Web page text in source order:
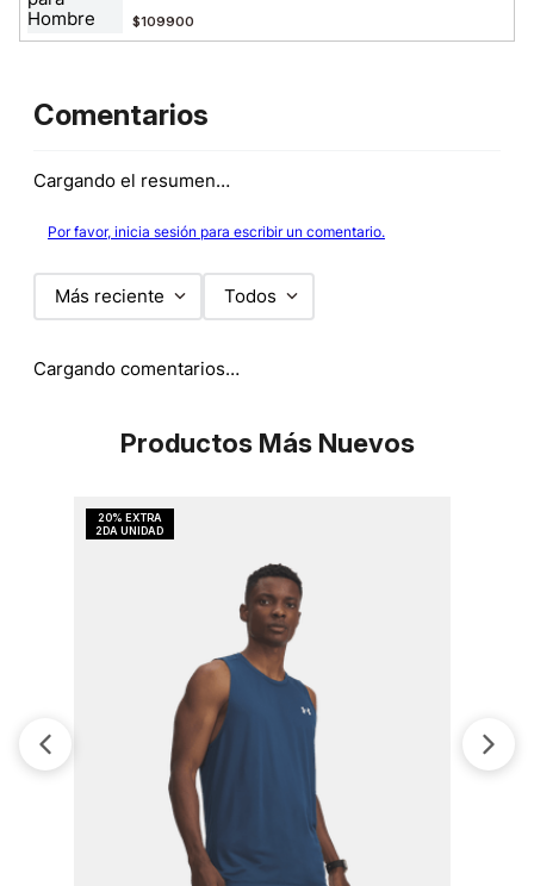
$109900
Comentarios
Cargando el resumen…
Por favor, inicia sesión para escribir un comentario.
Más reciente Todos
Cargando comentarios…
Productos Más Nuevos